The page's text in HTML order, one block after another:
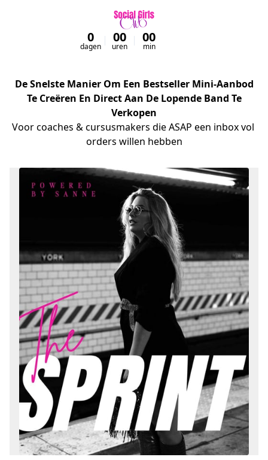
0
dagen
00
uren
00
min
De Snelste Manier Om Een Bestseller Mini-Aanbod
Te Creëren En Direct Aan De Lopende Band Te
Verkopen
Voor coaches & cursusmakers die ASAP een inbox vol
orders willen hebben